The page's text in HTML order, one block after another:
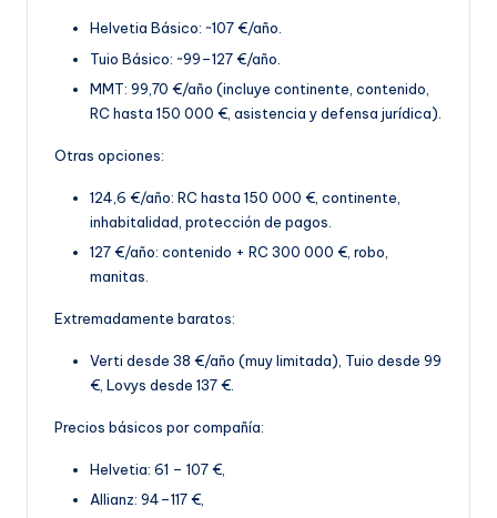
Helvetia Básico: ~107 €/año.
Tuio Básico: ~99–127 €/año.
MMT: 99,70 €/año (incluye continente, contenido,
RC hasta 150 000 €, asistencia y defensa jurídica).
Otras opciones:
124,6 €/año: RC hasta 150 000 €, continente,
inhabitalidad, protección de pagos.
127 €/año: contenido + RC 300 000 €, robo,
manitas
Extremadamente baratos:
Verti desde 38 €/año (muy limitada), Tuio desde 99
€, Lovys desde 137 €.
Precios básicos por compañía:
Helvetia: 61 – 107 €,
Allianz: 94–117 €,